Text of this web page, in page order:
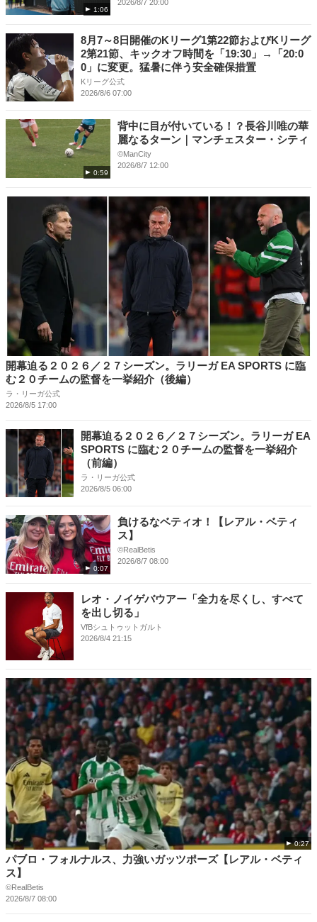
1:06
2026/8/7 20:00
8月7～8日開催のKリーグ1第22節およびKリーグ
2第21節、キックオフ時間を「19:30」→「20:0
0」に変更。猛暑に伴う安全確保措置
Kリーグ公式
2026/8/6 07:00
0:59
背中に目が付いている！？長谷川唯の華
麗なるターン｜マンチェスター・シティ
©ManCity
2026/8/7 12:00
開幕迫る２０２６／２７シーズン。ラリーガ EA SPORTS に臨
む２０チームの監督を一挙紹介（後編）
ラ・リーガ公式
2026/8/5 17:00
開幕迫る２０２６／２７シーズン。ラリーガ EA
SPORTS に臨む２０チームの監督を一挙紹介
（前編）
ラ・リーガ公式
2026/8/5 06:00
0:07
負けるなベティオ！【レアル・ベティ
ス】
©RealBetis
2026/8/7 08:00
レオ・ノイゲバウアー「全力を尽くし、すべて
を出し切る」
VfBシュトゥットガルト
2026/8/4 21:15
0:27
パブロ・フォルナルス、力強いガッツポーズ【レアル・ベティ
ス】
©RealBetis
2026/8/7 08:00